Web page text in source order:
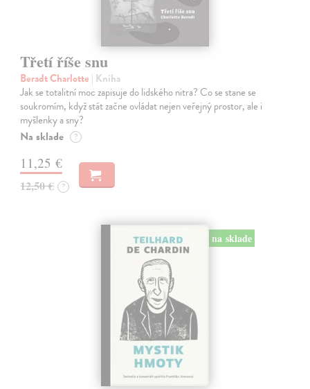
Třetí říše snu
Beradt Charlotte | Kniha
Jak se totalitní moc zapisuje do lidského nitra? Co se stane se
soukromím, když stát začne ovládat nejen veřejný prostor, ale i
myšlenky a sny?
Na sklade ?
11,25 €
12,50 € ?
na sklade